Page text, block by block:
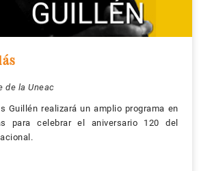
de la Uneac
Guillén realizará un amplio programa en
para celebrar el aniversario 120 del